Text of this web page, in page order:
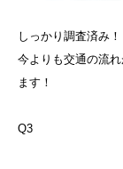
しっかり調査済み！
今よりも交通の流
ます！
Q3